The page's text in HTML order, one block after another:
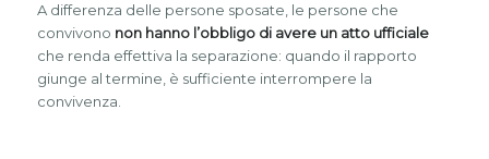
A differenza delle persone sposate, le persone che
convivono non hanno l’obbligo di avere un atto ufficiale
che renda effettiva la separazione: quando il rapporto
giunge al termine, è sufficiente interrompere la
convivenza.